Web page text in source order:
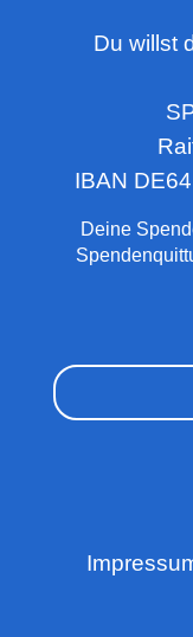
Du willst
IBAN
Deine